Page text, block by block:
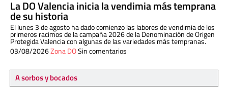
La DO Valencia inicia la vendimia más temprana
de su historia
El lunes 3 de agosto ha dado comienzo las labores de vendimia de los
primeros racimos de la campaña 2026 de la Denominación de Origen
Protegida Valencia con algunas de las variedades más tempranas.
03/08/2026Zona DOSin comentarios
A sorbos y bocados